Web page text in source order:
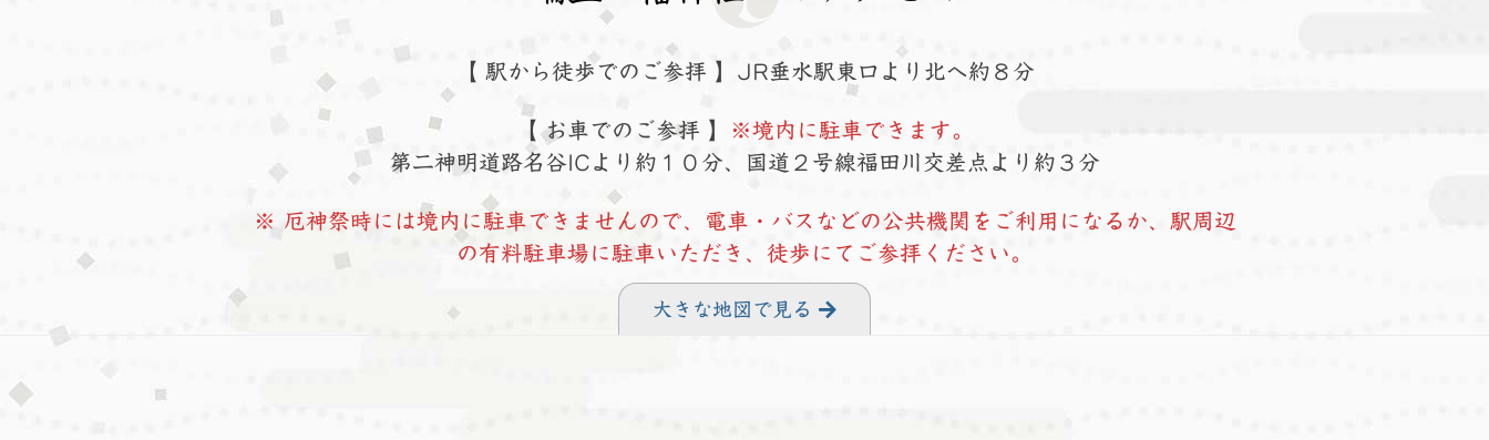
【 駅から徒歩でのご参拝 】 JR垂水駅東口より北へ約８分
【 お車でのご参拝 】
※境内に駐車できます。
第二神明道路名谷ICより約１０分、
国道２号線福田川交差点より約３分
※ 厄神祭時には境内に駐車できませんので、電車・バスなどの公共機関をご利用になるか、駅周辺
の有料駐車場に駐車いただき、徒歩にてご参拝ください。
大きな地図で見る